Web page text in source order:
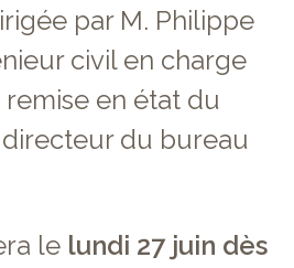
par M. Philippe
civil en charge
en état du
du bureau
le lundi 27 juin dès